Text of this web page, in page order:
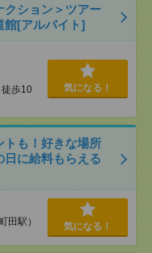
クション＞ツアー
館[アルバイト]
歩10
気になる！
トも！好きな場所
に給料もらえる
田駅） 気になる！